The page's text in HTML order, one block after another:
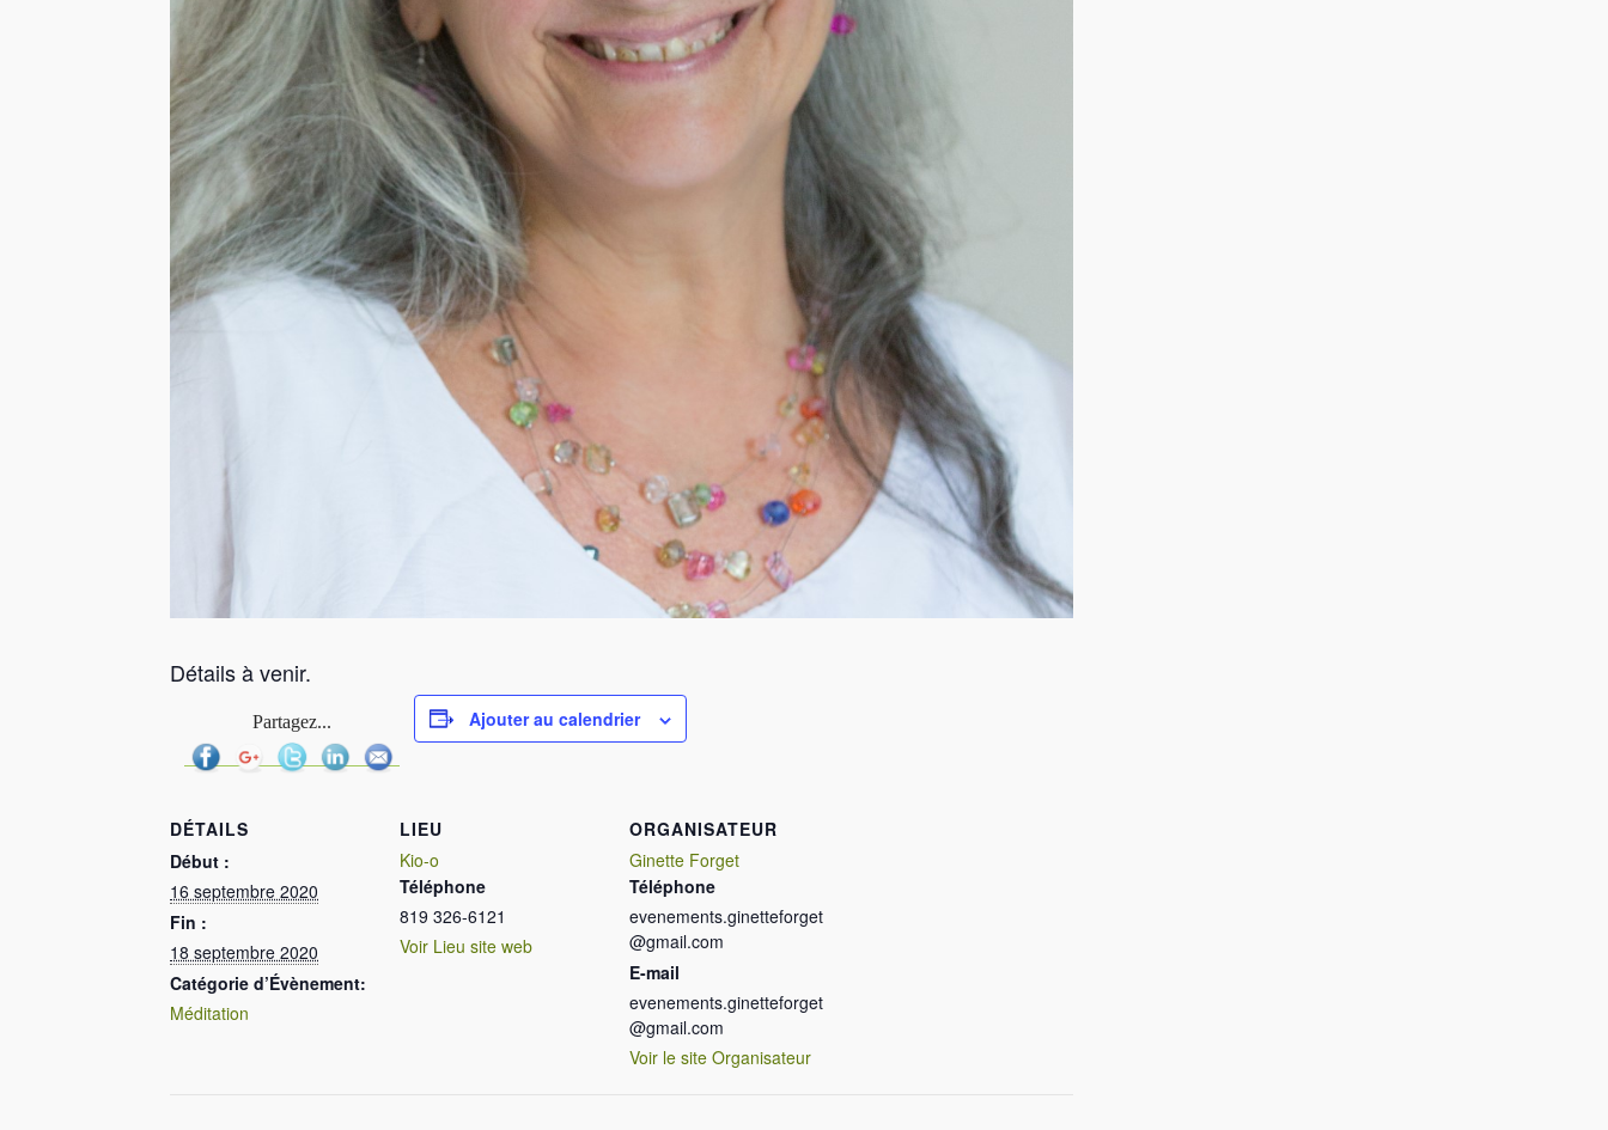
Détails à venir.
Partagez... Ajouter au calendrier
DÉTAILS
Début :
16 septembre 2020
Fin :
18 septembre 2020
Catégorie d’Évènement:
Méditation
LIEU
Kio-o
Téléphone
819 326-6121
Voir Lieu site web
ORGANISATEUR
Ginette Forget
Téléphone
evenements.ginetteforget
@gmail.com
E-mail
evenements.ginetteforget
@gmail.com
Voir le site Organisateur